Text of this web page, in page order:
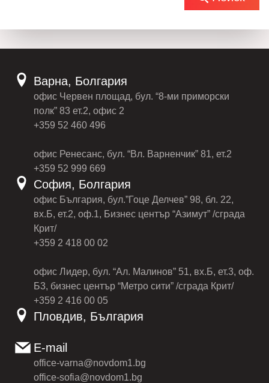
Варна, Болгария
офис Червен площад, бул. “8-ми приморски
полк” 83 ет.2, офис 2
+359 52 460 496
офис Ренесанс, бул. “Вл. Варненчик” 81, ет.2
+359 52 999 669
София, Болгария
офис България, бул.”Гоце Делчев” 98, бл. 22,
вх.Б, ет.2, оф.1, Бизнес център “Азимут” /сграда
Крит/
+359 2 418 00 02
офис Лидер, бул. “Ал. Малинов” 51, вх.Б, ет.3, оф.
Б3, бизнес център “Метро сити” /сграда Крит/
+359 2 416 00 05
Пловдив, България
E-mail
office-varna@novdom1.bg
office-sofia@novdom1.bg